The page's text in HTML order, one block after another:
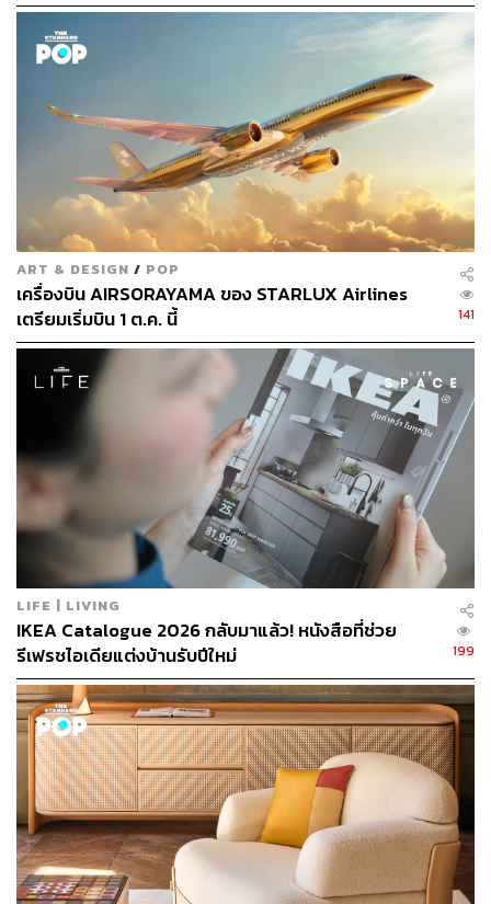
การตกแต่งบ้านในปี 2025 ยังให้ความสำคัญกับการเชื่อมโยง
กับธรรมชาติมากขึ้นด้วยการเพิ่มพื้นที่สีเขียวในบ้าน ไม่ว่าจะ
เป็นมุมสวนเล็กๆ การจัดวางต้นไม้ประดับ หรือการใช้วัสดุ
ธรรมชาติในการตกแต่ง เพื่อสร้างบรรยากาศผ่อนคลายและ
เพิ่มคุณภาพอากาศภายในบ้าน
เมื่อบ้านไม่ใช่แค่ที่อยู่อาศัย แต่คือพื้นที่ที่หลอมรวม
เทคโนโลยี ความงาม และการใช้ชีวิต เราจึงกำลังเห็นการ
เปลี่ยนแปลงครั้งสำคัญของวงการตกแต่งบ้านที่มุ่งสู่การ
สร้างสรรค์พื้นที่ที่ ‘ฉลาดล้ำ’ แต่ยังคงความ ‘อบอุ่น’ ราวกับมี
ชีวิต
สามารถติดตาม THE STANDARD WEALTH
ผ่านแอปพลิเคชันต่างๆ ที่คุณสะดวกหรือใช้งานอยู่แล้วได้เลย
TAGS: Smart Home Pantone
การแต่งบ้าน
ของแต่งบ้าน
785
ABOUT THE AUTHOR
THE STANDARD WEALTH
สำนักข่าวเศรษฐกิจ ธุรกิจ และการลงทุน โดย
ทีมข่าว THE STANDARD
ART & DESIGN / POP
เครื่องบิน AIRSORAYAMA ของ STARLUX Airlines
เตรียมเริ่มบิน 1 ต.ค. นี้
141
LIFE | LIVING
IKEA Catalogue 2026 กลับมาแล้ว! หนังสือที่ช่วย
รีเฟรชไอเดียแต่งบ้านรับปีใหม่
199